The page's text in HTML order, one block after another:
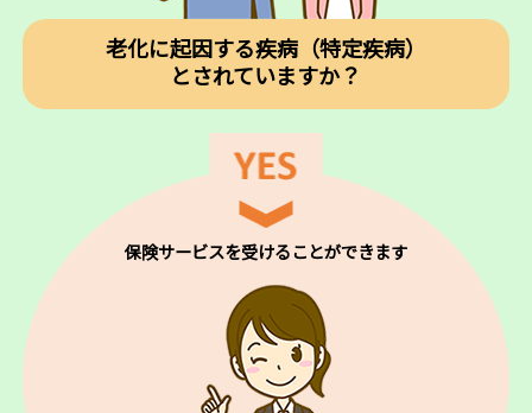
老化に起因する疾病（特定疾病）
とされていますか？
保険サービスを受けることができます